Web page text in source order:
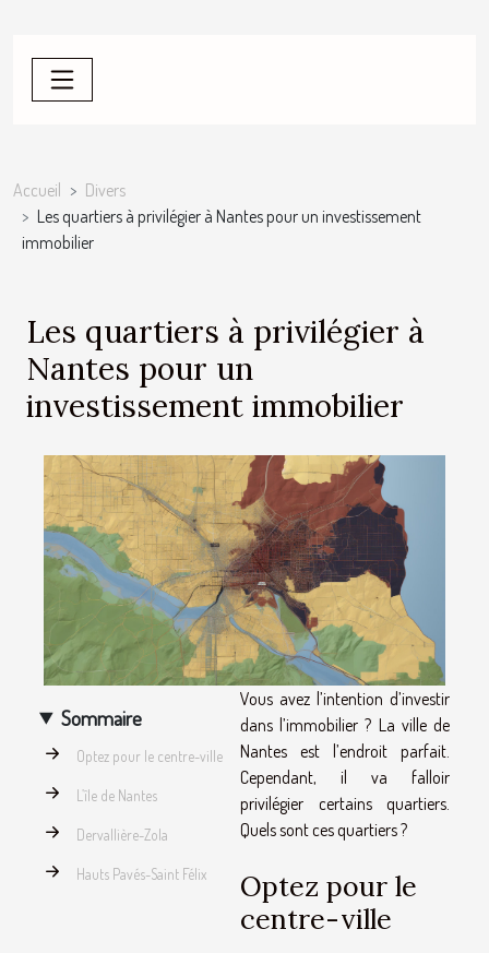
Accueil
Divers
Les quartiers à privilégier à Nantes pour un investissement
immobilier
Les quartiers à privilégier à
Nantes pour un
investissement immobilier
Sommaire
Optez pour le centre-ville
L’île de Nantes
Dervallière-Zola
Hauts Pavés-Saint Félix
Vous avez l’intention d’investir
dans l’immobilier ? La ville de
Nantes est l’endroit parfait.
Cependant, il va falloir
privilégier certains quartiers.
Quels sont ces quartiers ?
Optez pour le
centre-ville